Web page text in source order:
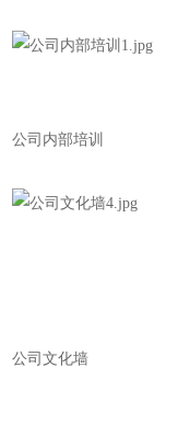
公司内部培训
公司文化墙